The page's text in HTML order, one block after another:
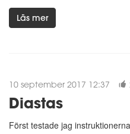
Läs mer
10 september 2017 12:37
Diastas
Först testade jag